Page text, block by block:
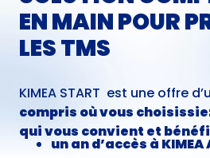
EN MAIN POUR
LES TMS
KIMEA START est une offre
compris où vous
qui vous convient et
un an d’accès à KIMEA